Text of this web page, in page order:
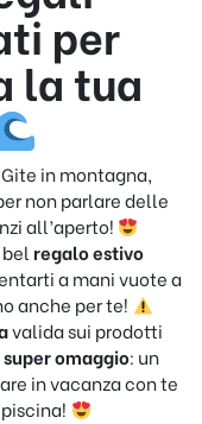
per
la tua
Gite in montagna,
non parlare delle
all’aperto!
regalo estivo
a mani vuote a
anche per te!
valida sui prodotti
super omaggio: un
in vacanza con te